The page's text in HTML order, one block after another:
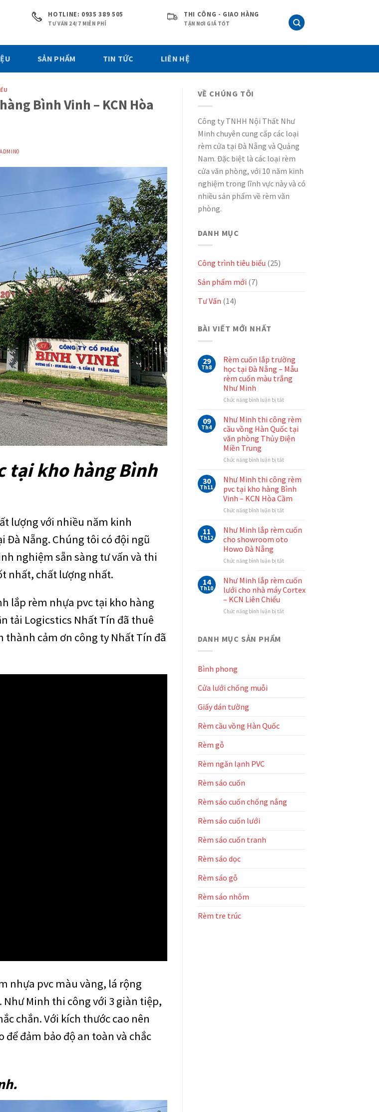
HOTLINE: 0935 389 505
TƯ VẤN 24/7 MIỄN PHÍ
THI CÔNG - GIAO HÀNG
TẬN NƠI GIÁ TỐT
SẢN PHẨM TIN TỨC LIÊN HỆ
Bình Vinh – KCN Hòa
ADMIN0
tại kho hàng Bình
lượng với nhiều năm kinh
Nẵng. Chúng tôi có đội ngũ
nghiệm sẵn sàng tư vấn và thi
nhất, chất lượng nhất.
lắp rèm nhựa pvc tại kho hàng
tải Logicstics Nhất Tín đã thuê
thành cảm ơn công ty Nhất Tín đã
nhựa pvc màu vàng, lá rộng
Như Minh thi công với 3 giàn tiệp,
chắn. Với kích thước cao nên
đảm bảo độ an toàn và chắc
VỀ CHÚNG TÔI
Công ty TNHH Nội Thất Như
Minh chuyên cung cấp các loại
rèm cửa tại Đà Nẵng và Quảng
Nam. Đặc biệt là các loại rèm
cửa văn phòng, với 10 năm kinh
nghiệm trong lĩnh vực này và có
nhiều sản phẩm về rèm văn
phòng.
DANH MỤC
Công trình tiêu biểu (25)
Sản phẩm mới (7)
Tư Vấn (14)
BÀI VIẾT MỚI NHẤT
29
Th8
Rèm cuốn lắp trường
học tại Đà Nẵng – Mẫu
rèm cuốn màu trắng
Như Minh
Chức năng bình luận bị tắtở
cuốn
lắp
trường
học
Đà
Mẫu
rèm
cuốn
màu
Minh
09
Th4
Như Minh thi công rèm
cầu vồng Hàn Quốc tại
văn phòng Thủy Điện
Miền Trung
Chức năng bình luận bị tắtở
Minh
thi
công
rèm
cầu
Quốc
tại
phòng
Điện
Miền
Trung
30
Th11
Như Minh thi công rèm
pvc tại kho hàng Bình
Vinh – KCN Hòa Cầm
Chức năng bình luận bị tắtở
Minh
thi
công
pvc
hàng
Bình
–
11
Th12
Như Minh lắp rèm cuốn
cho showroom oto
Howo Đà Nẵng
Chức năng bình luận bị tắtở
Minh
lắp
rèm
cho
14
Th10
Như Minh lắp rèm cuốn
lưới cho nhà máy Cortex
– KCN Liên Chiểu
Chức năng bình luận bị tắtở
DANH MỤC SẢN PHẨM
Bình phong
Cửa lưới chống muỗi
Giấy dán tường
Rèm cầu vồng Hàn Quốc
Rèm gỗ
Rèm ngăn lạnh PVC
Rèm sáo cuốn
Rèm sáo cuốn chống nắng
Rèm sáo cuốn lưới
Rèm sáo cuốn tranh
Rèm sáo dọc
Rèm sáo gỗ
Rèm sáo nhôm
Rèm tre trúc